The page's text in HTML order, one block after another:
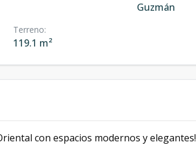
Guzmán
Terreno:
119.1 m²
con espacios modernos y elegantes!